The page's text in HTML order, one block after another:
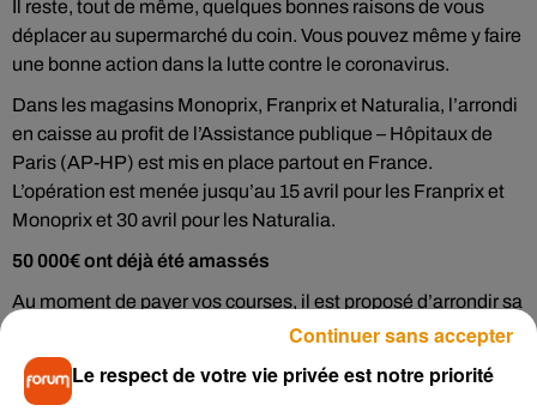
Il reste, tout de même, quelques bonnes raisons de vous
déplacer au supermarché du coin. Vous pouvez même y faire
une bonne action dans la lutte contre le coronavirus.
Dans les magasins Monoprix, Franprix et Naturalia, l’arrondi
en caisse au profit de l’Assistance publique – Hôpitaux de
Paris (AP-HP) est mis en place partout en France.
L’opération est menée jusqu’au 15 avril pour les Franprix et
Monoprix et 30 avril pour les Naturalia.
50 000€ ont déjà été amassés
Au moment de payer vos courses, il est proposé d’arrondir sa
note à l’euro supérieur. Le surplus est ainsi reversé pour
soutenir le fonds d’urgence Covid-19 de la
engagée dans la recherche face au coronavirus.
Le respect de votre vie privée est notre priorité
Continuer sans accepter